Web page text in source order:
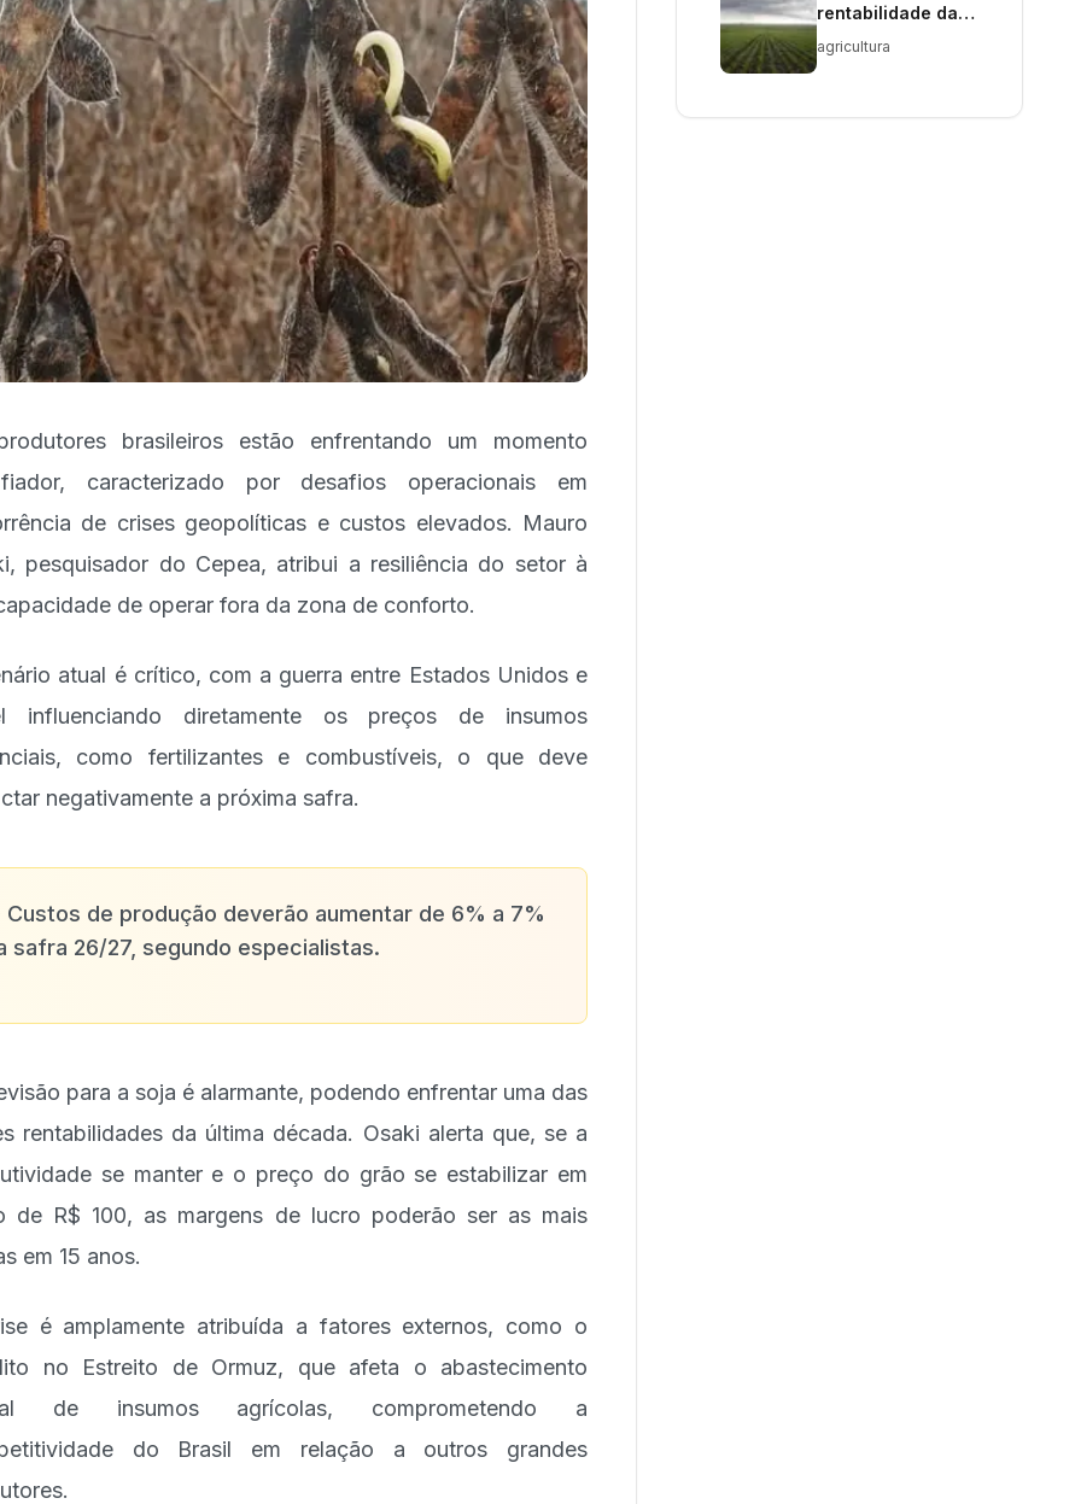
brasileiros estão enfrentando um momento
caracterizado por desafios operacionais em
de crises geopolíticas e custos elevados. Mauro
pesquisador do Cepea, atribui a resiliência do setor à
de operar fora da zona de conforto.
atual é crítico, com a guerra entre Estados Unidos e
influenciando diretamente os preços de insumos
como fertilizantes e combustíveis, o que deve
negativamente a próxima safra.
Custos de produção deverão aumentar de 6% a 7%
safra 26/27, segundo especialistas.
para a soja é alarmante, podendo enfrentar uma das
rentabilidades da última década. Osaki alerta que, se a
se manter e o preço do grão se estabilizar em
de R$ 100, as margens de lucro poderão ser as mais
em 15 anos.
é amplamente atribuída a fatores externos, como o
no Estreito de Ormuz, que afeta o abastecimento
de insumos agrícolas, comprometendo a
do Brasil em relação a outros grandes
rentabilidade da
soja em 2026
agricultura